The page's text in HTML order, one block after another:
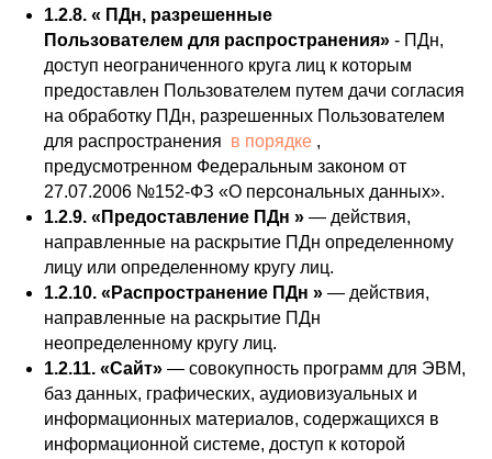
1.2.8. « ПДн, разрешенные
Пользователем для распространения» - ПДн,
доступ неограниченного круга лиц к которым
предоставлен Пользователем путем дачи согласия
на обработку ПДн, разрешенных Пользователем
для распространения в порядке ,
предусмотренном Федеральным законом от
27.07.2006 №152-ФЗ «О персональных данных».
1.2.9. «Предоставление ПДн » — действия,
направленные на раскрытие ПДн определенному
лицу или определенному кругу лиц.
1.2.10. «Распространение ПДн » — действия,
направленные на раскрытие ПДн
неопределенному кругу лиц.
1.2.11. «Сайт» — совокупность программ для ЭВМ,
баз данных, графических, аудиовизуальных и
информационных материалов, содержащихся в
информационной системе, доступ к которой